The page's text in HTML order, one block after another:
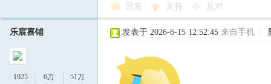
回复 支持 反对
乐宸喜铺
1925
6万
51万
发表于 2026-6-15 12:52:45 来自手机